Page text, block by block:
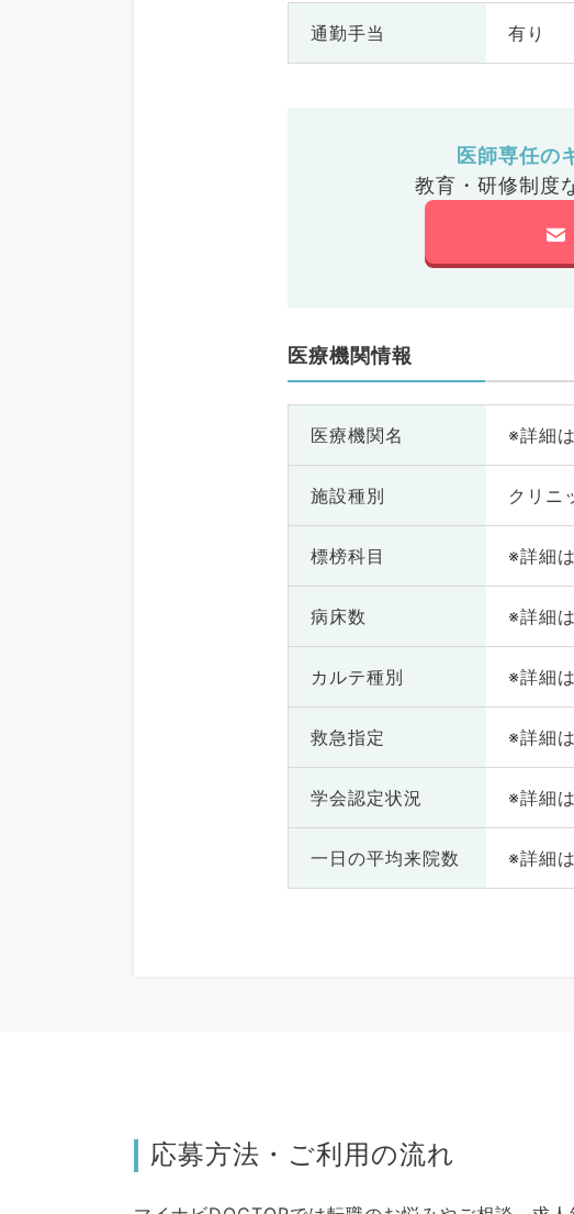
通勤手当 有り
医師専任の
教育・研修制度
医療機関情報
医療機関名 ※詳細
施設種別 クリニ
標榜科目 ※詳細
病床数 ※詳細
カルテ種別 ※詳細
救急指定 ※詳細
学会認定状況 ※詳細
一日の平均来院数 ※詳細
応募方法・ご利用の流れ